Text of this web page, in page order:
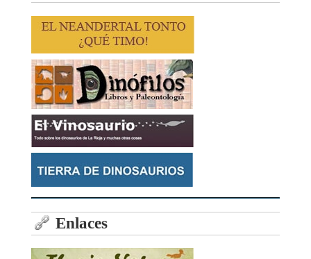
Enlaces